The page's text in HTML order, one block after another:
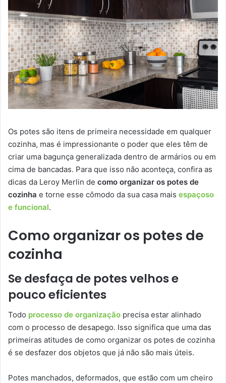
Os potes são itens de primeira necessidade em qualquer
cozinha, mas é impressionante o poder que eles têm de
criar uma bagunça generalizada dentro de armários ou em
cima de bancadas. Para que isso não aconteça, confira as
dicas da Leroy Merlin de como organizar os potes de
cozinha e torne esse cômodo da sua casa mais espaçoso
e funcional.
Como organizar os potes de
cozinha
Se desfaça de potes velhos e
pouco eficientes
Todo processo de organização precisa estar alinhado
com o processo de desapego. Isso significa que uma das
primeiras atitudes de como organizar os potes de cozinha
é se desfazer dos objetos que já não são mais úteis.
Potes manchados, deformados, que estão com um cheiro